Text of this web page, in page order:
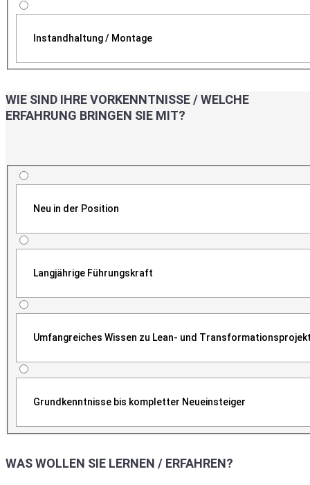
Instandhaltung / Montage
WIE SIND IHRE VORKENNTNISSE / WELCHE
ERFAHRUNG BRINGEN SIE MIT?
Neu in der Position
Langjährige Führungskraft
Umfangreiches Wissen zu Lean- und
Grundkenntnisse bis kompletter Neueinsteiger
WAS WOLLEN SIE LERNEN / ERFAHREN?